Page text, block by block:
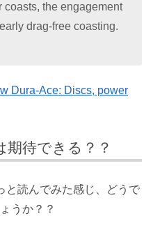
coasts, the engagement
drag-free coasting.
Dura-Ace: Discs, power
期待できる？？
と読んでみた感じ、どうで
うか？？